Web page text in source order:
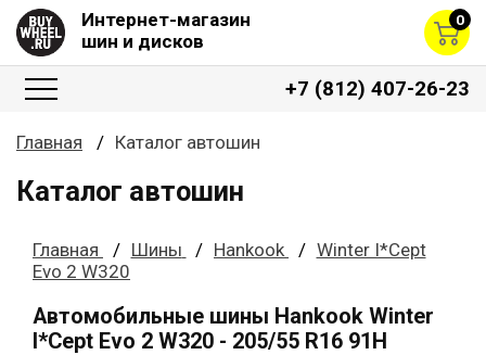
Интернет-магазин
шин и дисков
0
+7 (812) 407-26-23
Главная Каталог автошин
Каталог автошин
Главная Шины Hankook
Winter I*Cept
Evo 2 W320
Автомобильные шины Hankook Winter
I*Cept Evo 2 W320 - 205/55 R16 91H